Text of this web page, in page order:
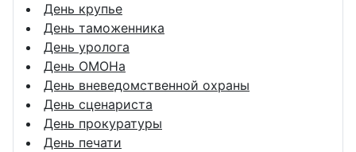
День крупье
День таможенника
День уролога
День ОМОНа
День вневедомственной охраны
День сценариста
День прокуратуры
День печати